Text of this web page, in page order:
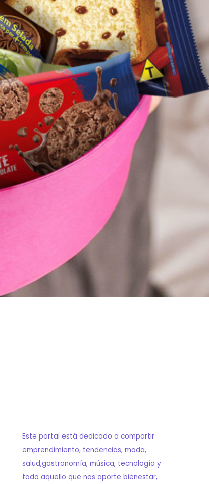
Este portal está dedicado a compartir
emprendimiento, tendencias, moda,
salud,gastronomía, música, tecnología y
todo aquello que nos aporte bienestar,